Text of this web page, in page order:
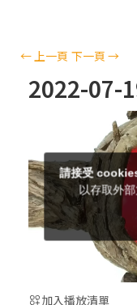
—金
【信
【信
【信
神父
【信
珠老師
← 上一頁 下一頁→
加入播放清單